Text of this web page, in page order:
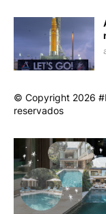
© Copyright 2026
reservados